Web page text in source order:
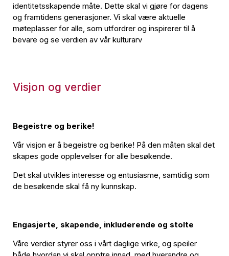
identitetsskapende måte. Dette skal vi gjøre for dagens
og framtidens generasjoner. Vi skal være aktuelle
møteplasser for alle, som utfordrer og inspirerer til å
bevare og se verdien av vår kulturarv
Visjon og verdier
Begeistre og berike!
Vår visjon er å begeistre og berike! På den måten skal det
skapes gode opplevelser for alle besøkende.
Det skal utvikles interesse og entusiasme, samtidig som
de besøkende skal få ny kunnskap.
Engasjerte, skapende, inkluderende og stolte
Våre verdier styrer oss i vårt daglige virke, og speiler